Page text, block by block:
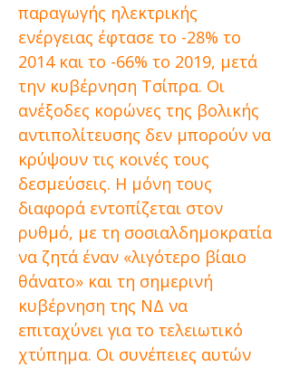
παραγωγής ηλεκτρικής
ενέργειας έφτασε το -28% το
2014 και το -66% το 2019, μετά
την κυβέρνηση Τσίπρα. Οι
ανέξοδες κορώνες της βολικής
αντιπολίτευσης δεν μπορούν να
κρύψουν τις κοινές τους
δεσμεύσεις. Η μόνη τους
διαφορά εντοπίζεται στον
ρυθμό, με τη σοσιαλδημοκρατία
να ζητά έναν «λιγότερο βίαιο
θάνατο» και τη σημερινή
κυβέρνηση της ΝΔ να
επιταχύνει για το τελειωτικό
χτύπημα. Οι συνέπειες αυτών